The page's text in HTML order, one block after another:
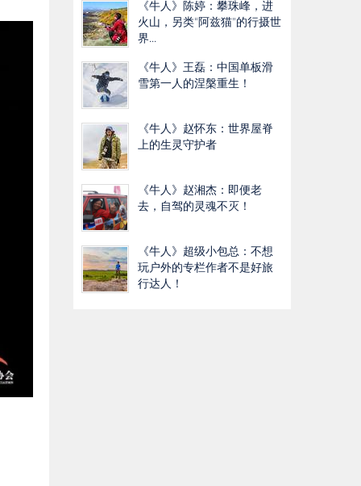
《牛人》陈婷：攀珠峰，进
火山，另类“阿兹猫"的行摄世
界...
《牛人》王磊：中国单板滑
雪第一人的涅槃重生！
《牛人》赵怀东：世界屋脊
上的生灵守护者
《牛人》赵湘杰：即便老
去，自驾的灵魂不灭！
《牛人》超级小包总：不想
玩户外的专栏作者不是好旅
行达人！